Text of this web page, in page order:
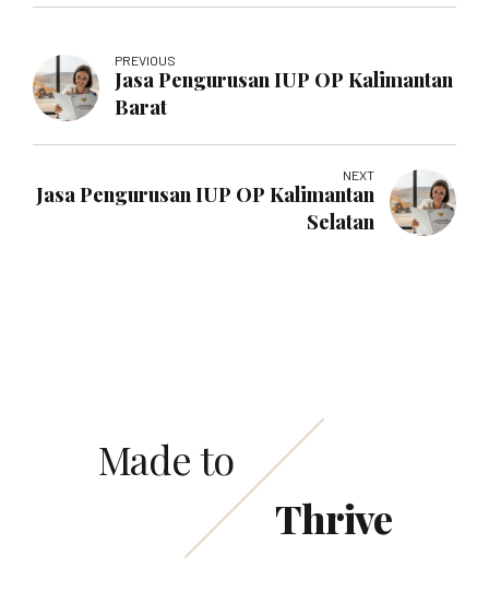
PREVIOUS
Jasa Pengurusan IUP OP Kalimantan
Barat
NEXT
Jasa Pengurusan IUP OP Kalimantan
Selatan
Made to
Thrive